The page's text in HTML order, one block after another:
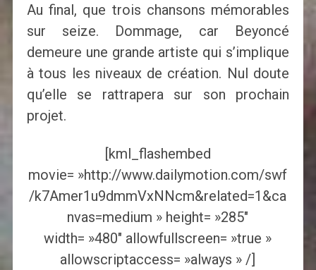
Au final, que trois chansons mémorables
sur seize. Dommage, car Beyoncé
demeure une grande artiste qui s’implique
à tous les niveaux de création. Nul doute
qu’elle se rattrapera sur son prochain
projet.
[kml_flashembed
movie= »http://www.dailymotion.com/swf
/k7Amer1u9dmmVxNNcm&related=1&ca
nvas=medium » height= »285″
width= »480″ allowfullscreen= »true »
allowscriptaccess= »always » /]